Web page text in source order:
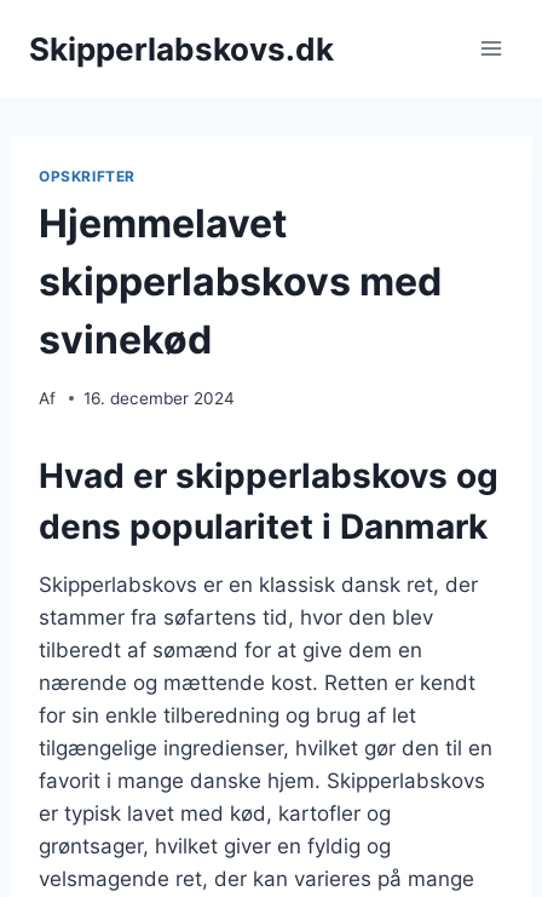
Skipperlabskovs.dk
OPSKRIFTER
Hjemmelavet
skipperlabskovs med
svinekød
Af 16. december 2024
Hvad er skipperlabskovs og
dens popularitet i Danmark
Skipperlabskovs er en klassisk dansk ret, der
stammer fra søfartens tid, hvor den blev
tilberedt af sømænd for at give dem en
nærende og mættende kost. Retten er kendt
for sin enkle tilberedning og brug af let
tilgængelige ingredienser, hvilket gør den til en
favorit i mange danske hjem. Skipperlabskovs
er typisk lavet med kød, kartofler og
grøntsager, hvilket giver en fyldig og
velsmagende ret, der kan varieres på mange